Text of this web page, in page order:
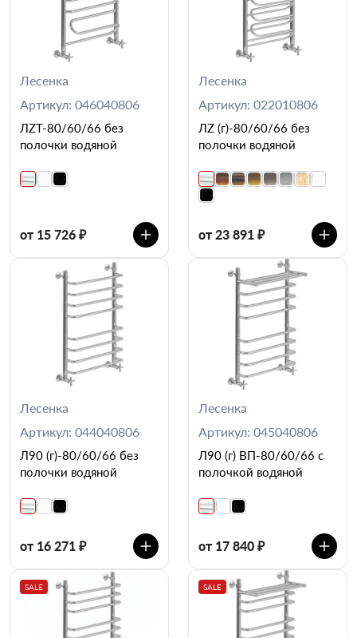
Лесенка
Артикул: 046040806
ЛZT-80/60/66 без
полочки водяной
от 15 726 ₽
Лесенка
Артикул: 022010806
ЛZ (г)-80/60/66 без
полочки водяной
от 23 891 ₽
Лесенка
Артикул: 044040806
Л90 (г)-80/60/66 без
полочки водяной
от 16 271 ₽
Лесенка
Артикул: 045040806
Л90 (г) ВП-80/60/66 с
полочкой водяной
от 17 840 ₽
SALE SALE